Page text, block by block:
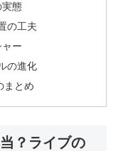
態
の工夫
ー
の進化
まとめ
？ライブの